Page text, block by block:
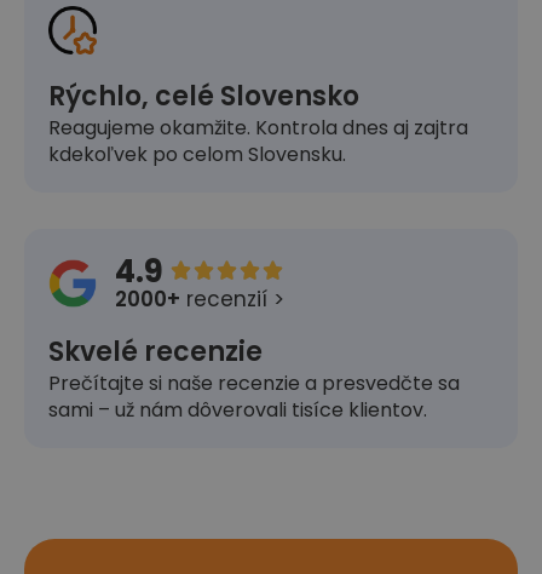
Rýchlo, celé Slovensko
Reagujeme okamžite. Kontrola dnes aj zajtra
kdekoľvek po celom Slovensku.
4.9 
2000+ recenzií >
Skvelé recenzie
Prečítajte si naše recenzie a presvedčte sa
sami – už nám dôverovali tisíce klientov.